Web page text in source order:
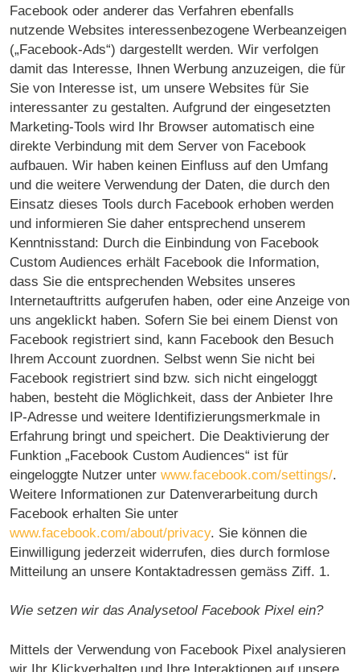
Facebook oder anderer das Verfahren ebenfalls
nutzende Websites interessenbezogene Werbeanzeigen
(„Facebook-Ads“) dargestellt werden. Wir verfolgen
damit das Interesse, Ihnen Werbung anzuzeigen, die für
Sie von Interesse ist, um unsere Websites für Sie
interessanter zu gestalten. Aufgrund der eingesetzten
Marketing-Tools wird Ihr Browser automatisch eine
direkte Verbindung mit dem Server von Facebook
aufbauen. Wir haben keinen Einfluss auf den Umfang
und die weitere Verwendung der Daten, die durch den
Einsatz dieses Tools durch Facebook erhoben werden
und informieren Sie daher entsprechend unserem
Kenntnisstand: Durch die Einbindung von Facebook
Custom Audiences erhält Facebook die Information,
dass Sie die entsprechenden Websites unseres
Internetauftritts aufgerufen haben, oder eine Anzeige von
uns angeklickt haben. Sofern Sie bei einem Dienst von
Facebook registriert sind, kann Facebook den Besuch
Ihrem Account zuordnen. Selbst wenn Sie nicht bei
Facebook registriert sind bzw. sich nicht eingeloggt
haben, besteht die Möglichkeit, dass der Anbieter Ihre
IP-Adresse und weitere Identifizierungsmerkmale in
Erfahrung bringt und speichert. Die Deaktivierung der
Funktion „Facebook Custom Audiences“ ist für
eingeloggte Nutzer unter www.facebook.com/settings/.
Weitere Informationen zur Datenverarbeitung durch
Facebook erhalten Sie unter
www.facebook.com/about/privacy. Sie können die
Einwilligung jederzeit widerrufen, dies durch formlose
Mitteilung an unsere Kontaktadressen gemäss Ziff. 1.
Wie setzen wir das Analysetool Facebook Pixel ein?
Mittels der Verwendung von Facebook Pixel analysieren